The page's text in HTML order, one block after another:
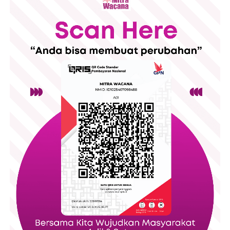
mereka sendiri sehingga diharapkan orang tua tidak terlalu
tua bisa menempatkan diri sebagai sahabat atau teman untuk
yang buruk dan terjadi perubahan yang cukup signifikan maka
alangkah lebih baik jika orangtua melakukan konsultasi kepada
psikolog profesional untuk mendapatkan penanganan yang
benar. Terkait dengan fase peralihan dari remaja ke dewasa
terdapat fase isolasi dan keterikatan. Komunikasi anak dan
orang tua dalam fase ini sangat penting . Jika pola komunikasi
dapat berjalan dengan baik maka orang tua juga bisa
mengontrol atau memberikan pemahaman terkait crisis
identitas yang sedang dialami anak. Sebaliknya, jika pola
komunikasi kurang baik maka dibutuhkan pihak ketiga untuk
memberikan pemahaman crisis identitas kepada anak
tersebut.
Intensitas yang tinggi dalam menggunakan gadget bisa
menjadi pemicu adanya quarter life crisis yang merupakan